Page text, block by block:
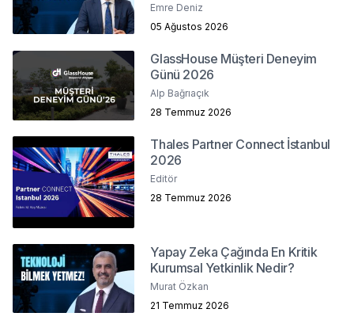
Emre Deniz
05 Ağustos 2026
GlassHouse Müşteri Deneyim
Günü 2026
Alp Bağrıaçık
28 Temmuz 2026
Thales Partner Connect İstanbul
2026
Editör
28 Temmuz 2026
Yapay Zeka Çağında En Kritik
Kurumsal Yetkinlik Nedir?
Murat Özkan
21 Temmuz 2026